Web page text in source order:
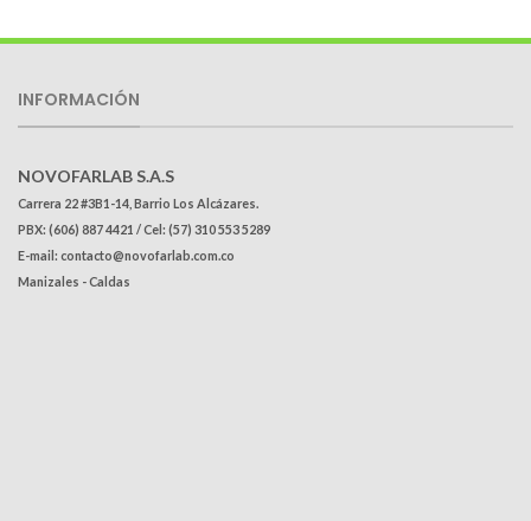
INFORMACIÓN
NOVOFARLAB S.A.S
Carrera 22 #3B1-14, Barrio Los Alcázares.
PBX: (606) 887 4421 / Cel: (57) 310 553 5289
E-mail: contacto@novofarlab.com.co
Manizales - Caldas